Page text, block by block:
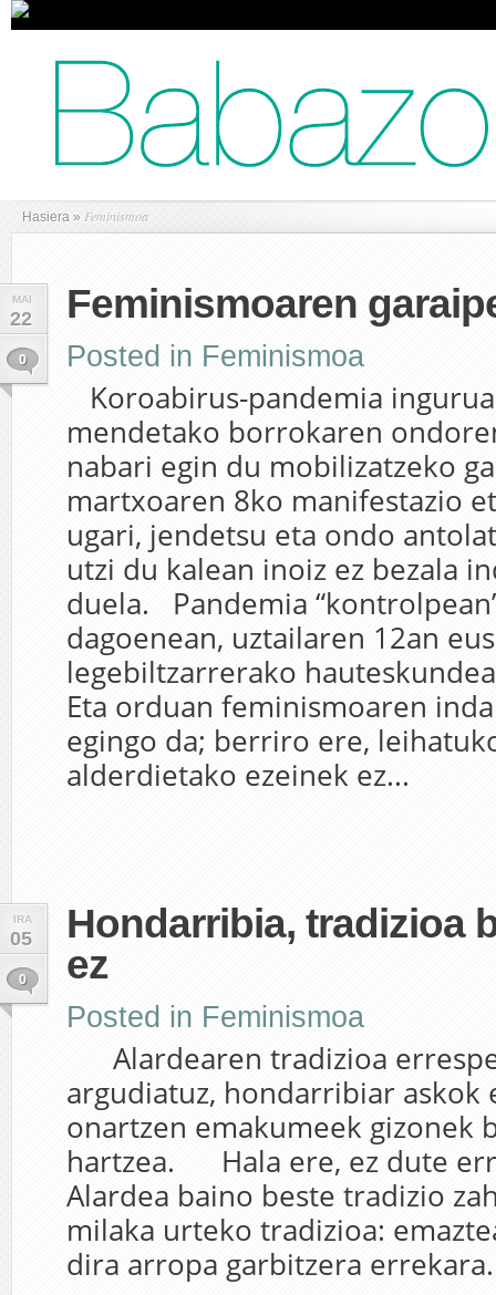
Hasiera » Feminismoa
MAI
22
0
Feminismoaren
Posted in Feminismoa
Koroabirus-pandemia
mendetako borrokaren
nabari egin du mobilizatzeko
martxoaren 8ko manifestazio
ugari, jendetsu eta ondo
utzi du kalean inoiz ez bezala
duela. Pandemia
dagoenean, uztailaren 12an
legebiltzarrerako
Eta orduan feminismoaren
egingo da; berriro ere,
alderdietako ezeinek ez...
IRA
05
0
Hondarribia, tradizioa
ez
Posted in Feminismoa
Alardearen tradizioa
argudiatuz, hondarribiar askok
onartzen emakumeek gizonek
hartzea. Hala ere, ez dute
Alardea baino beste tradizio
milaka urteko tradizioa:
dira arropa garbitzera